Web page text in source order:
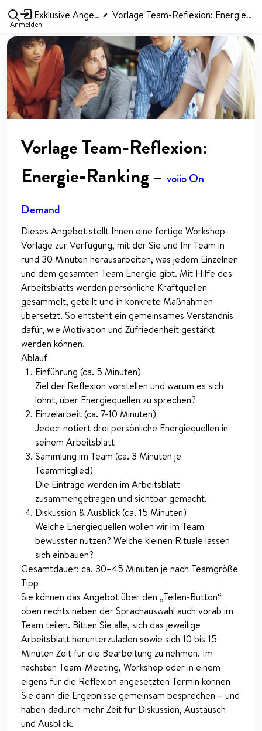
Anmelden
Exklusive Angebote Vorlage Team-Reflexion: Energie-Ranking
Vorlage Team-Reflexion:
Energie-Ranking — voiio On
Demand
Dieses Angebot stellt Ihnen eine fertige Workshop-
Vorlage zur Verfügung, mit der Sie und Ihr Team in
rund 30 Minuten herausarbeiten, was jedem Einzelnen
und dem gesamten Team Energie gibt. Mit Hilfe des
Arbeitsblatts werden persönliche Kraftquellen
gesammelt, geteilt und in konkrete Maßnahmen
übersetzt. So entsteht ein gemeinsames Verständnis
dafür, wie Motivation und Zufriedenheit gestärkt
werden können.
Ablauf
Einführung (ca. 5 Minuten)
Ziel der Reflexion vorstellen und warum es sich
lohnt, über Energiequellen zu sprechen?
Einzelarbeit (ca. 7-10 Minuten)
Jede:r notiert drei persönliche Energiequellen in
seinem Arbeitsblatt
Sammlung im Team (ca. 3 Minuten je
Teammitglied)
Die Einträge werden im Arbeitsblatt
zusammengetragen und sichtbar gemacht.
Diskussion & Ausblick (ca. 15 Minuten)
Welche Energiequellen wollen wir im Team
bewusster nutzen? Welche kleinen Rituale lassen
sich einbauen?
Gesamtdauer: ca. 30–45 Minuten je nach Teamgröße
Tipp
Sie können das Angebot über den „Teilen-Button“
oben rechts neben der Sprachauswahl auch vorab im
Team teilen. Bitten Sie alle, sich das jeweilige
Arbeitsblatt herunterzuladen sowie sich 10 bis 15
Minuten Zeit für die Bearbeitung zu nehmen. Im
nächsten Team-Meeting, Workshop oder in einem
eigens für die Reflexion angesetzten Termin können
Sie dann die Ergebnisse gemeinsam besprechen – und
haben dadurch mehr Zeit für Diskussion, Austausch
und Ausblick.